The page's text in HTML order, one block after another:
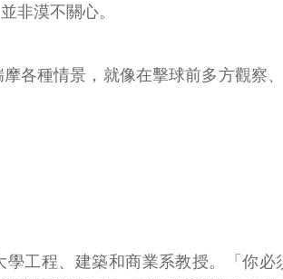
非漠不關心。
各種情景，就像在擊球前多方觀察
工程、建築和商業系教授。「你